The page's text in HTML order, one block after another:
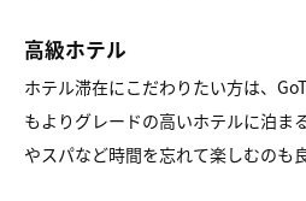
高級ホテル
ホテル滞在にこだわりたい方は、
もよりグレードの高いホテルに泊ま
やスパなど時間を忘れて楽しむのも